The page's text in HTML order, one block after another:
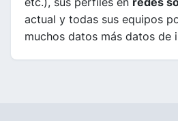
actual y todas sus equipos
muchos datos más datos de